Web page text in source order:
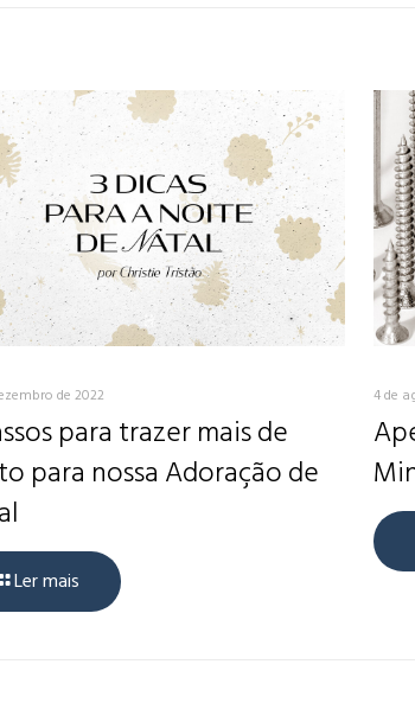
de 2022
para trazer mais de
para nossa Adoração de
Ler mais
4 de